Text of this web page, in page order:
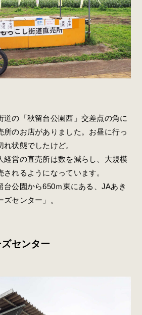
の「秋留台公園西」交差点の角に
所のお店がありました。お昼に行っ
状態でしたけど。
営の直売所は数を減らし、大規模
れるようになっています。
公園から650ｍ東にある、JAあき
センター」。
センター